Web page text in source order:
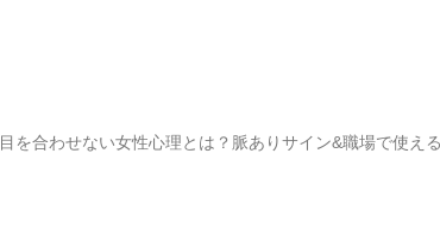
目を合わせない女性心理とは？脈ありサイン&職場で使え